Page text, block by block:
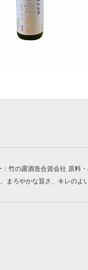
：竹の露酒造合資会社 原
まろやかな旨さ、キレのよ